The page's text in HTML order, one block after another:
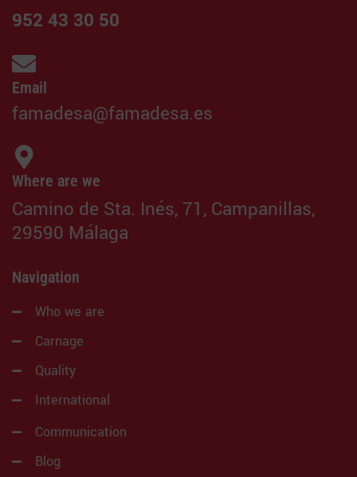
952 43 30 50
Email
famadesa@famadesa.es
Where are we
Camino de Sta. Inés, 71, Campanillas,
29590 Málaga
Navigation
Who we are
Carnage
Quality
International
Communication
Blog